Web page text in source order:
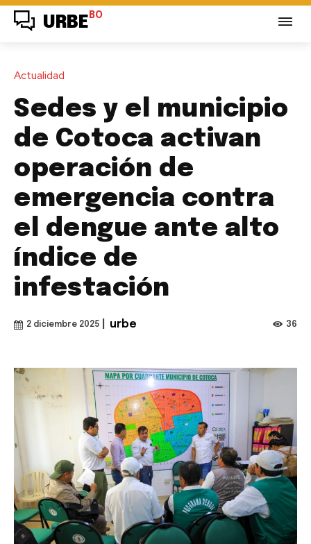
URBE BO
Actualidad
Sedes y el municipio
de Cotoca activan
operación de
emergencia contra
el dengue ante alto
índice de
infestación
2 diciembre 2025 urbe 36